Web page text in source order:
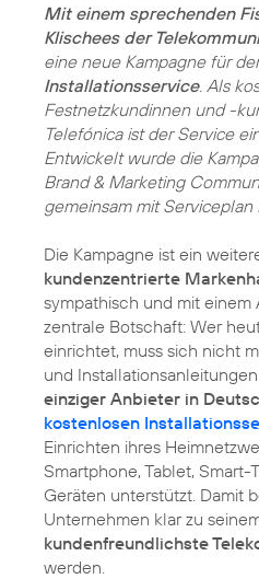
Mit einem sprechenden
Klischees der
eine neue Kampagne für
Installationsservice. Als
Festnetzkundinnen und -
Telefónica ist der Service
Entwickelt wurde die
Brand & Marketing
gemeinsam mit Serviceplan
Die Kampagne ist ein
kundenzentrierte
sympathisch und mit einem
zentrale Botschaft: Wer
einrichtet, muss sich nicht
und
einziger Anbieter in
kostenlosen
Einrichten ihres
Smartphone, Tablet,
Geräten unterstützt. Damit
Unternehmen klar zu
kundenfreundlichste
werden.